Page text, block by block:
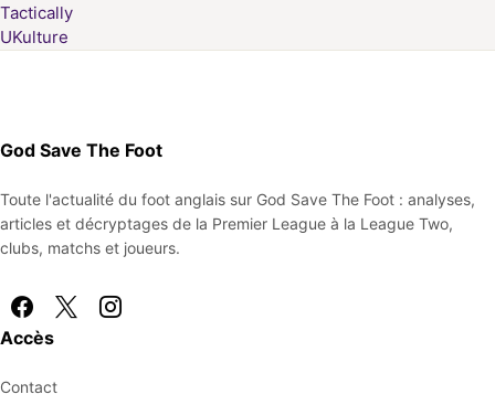
Tactically
UKulture
God Save The Foot
Toute l'actualité du foot anglais sur God Save The Foot : analyses,
articles et décryptages de la Premier League à la League Two,
clubs, matchs et joueurs.
Accès
Contact